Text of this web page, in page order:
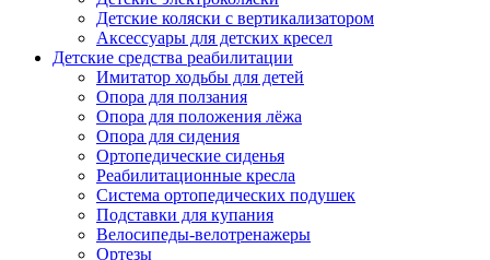
Детские коляски с вертикализатором
Аксессуары для детских кресел
Детские средства реабилитации
Имитатор ходьбы для детей
Опора для ползания
Опора для положения лёжа
Опора для сидения
Ортопедические сиденья
Реабилитационные кресла
Система ортопедических подушек
Подставки для купания
Велосипеды-велотренажеры
Ортезы